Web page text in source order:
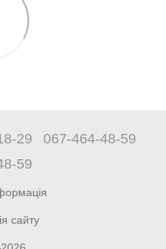
29
067-464-48-59
59
сайту